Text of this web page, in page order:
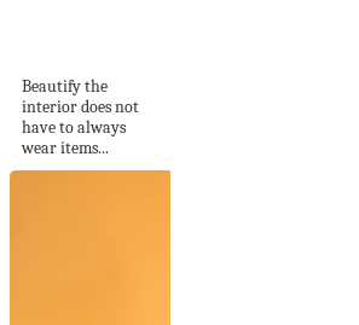
Beautify the
interior does not
have to always
wear items...